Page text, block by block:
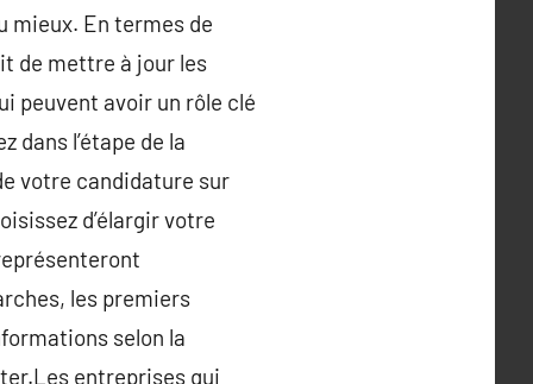
mieux. En termes de
de mettre à jour les
peuvent avoir un rôle clé
dans l’étape de la
votre candidature sur
d’élargir votre
les premiers
selon la
entreprises qui